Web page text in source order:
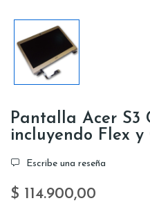
Pantalla Acer S3
incluyendo Flex y
Escribe una reseña
$ 114.900,00